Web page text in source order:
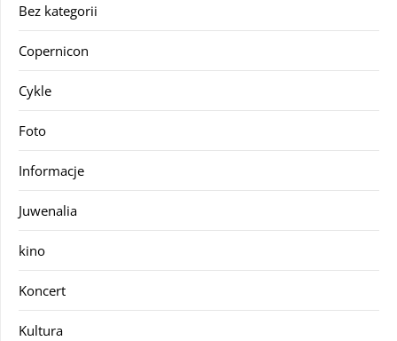
Bez kategorii
Copernicon
Cykle
Foto
Informacje
Juwenalia
kino
Koncert
Kultura